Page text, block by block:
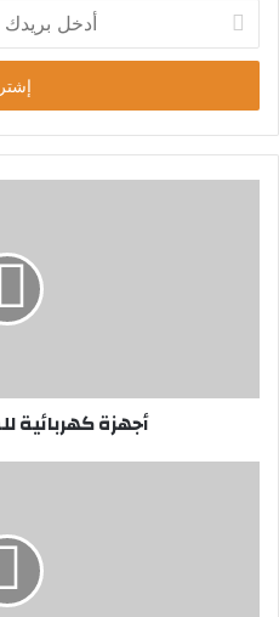
خ
ب
ر
أجهزة كهربائية